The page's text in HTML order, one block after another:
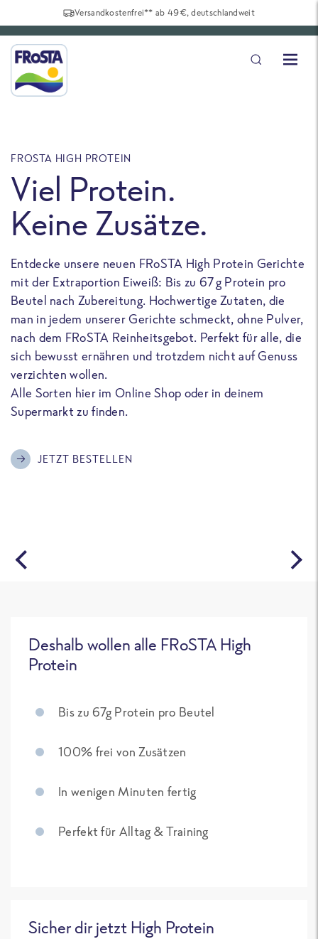
Versandkostenfrei** ab 49€, deutschlandweit
FROSTA HIGH PROTEIN
Viel Protein.
Keine Zusätze.
Entdecke unsere neuen FRoSTA High Protein Gerichte
mit der Extraportion Eiweiß: Bis zu 67 g Protein pro
Beutel nach Zubereitung. Hochwertige Zutaten, die
man in jedem unserer Gerichte schmeckt, ohne Pulver,
nach dem FRoSTA Reinheitsgebot. Perfekt für alle, die
sich bewusst ernähren und trotzdem nicht auf Genuss
verzichten wollen.
Alle Sorten hier im Online Shop oder in deinem
Supermarkt zu finden.
JETZT BESTELLEN
Deshalb wollen alle FRoSTA High
Protein
Bis zu 67g Protein pro Beutel
100% frei von Zusätzen
In wenigen Minuten fertig
Perfekt für Alltag & Training
Sicher dir jetzt High Protein